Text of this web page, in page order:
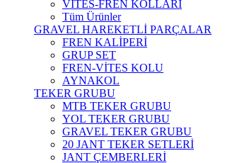
VİTES-FREN KOLLARI
Tüm Ürünler
GRAVEL HAREKETLİ PARÇALAR
FREN KALİPERİ
GRUP SET
FREN-VİTES KOLU
AYNAKOL
TEKER GRUBU
MTB TEKER GRUBU
YOL TEKER GRUBU
GRAVEL TEKER GRUBU
20 JANT TEKER SETLERİ
JANT ÇEMBERLERİ